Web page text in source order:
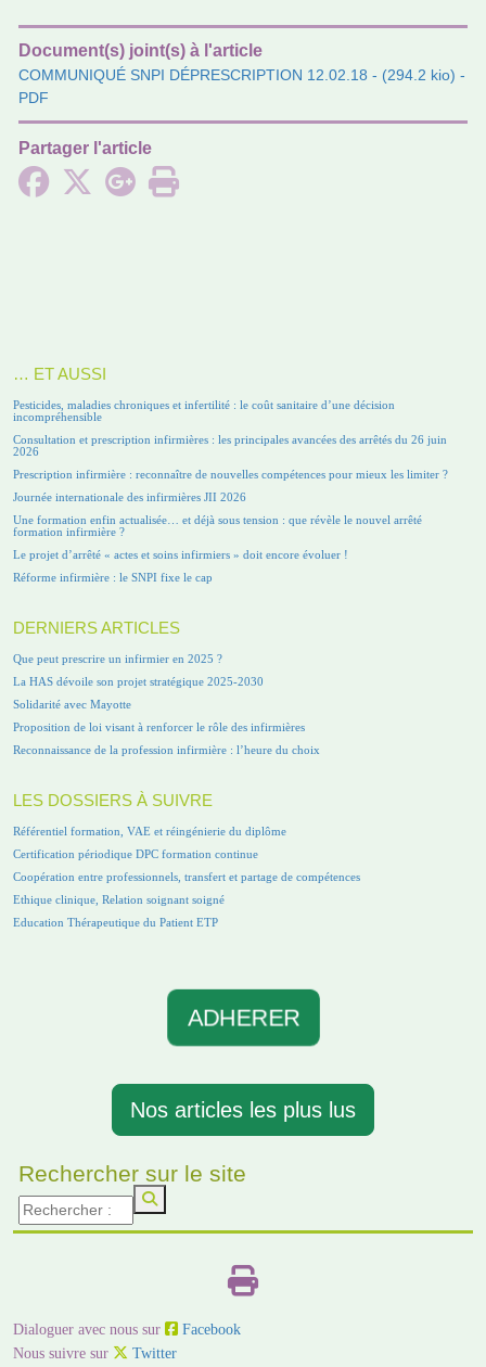
Document(s) joint(s) à l'article
COMMUNIQUÉ SNPI DÉPRESCRIPTION 12.02.18 - (294.2 kio) -
PDF
Partager l'article
… ET AUSSI
Pesticides, maladies chroniques et infertilité : le coût sanitaire d’une décision
incompréhensible
Consultation et prescription infirmières : les principales avancées des arrêtés du 26 juin
2026
Prescription infirmière : reconnaître de nouvelles compétences pour mieux les limiter ?
Journée internationale des infirmières JII 2026
Une formation enfin actualisée… et déjà sous tension : que révèle le nouvel arrêté
formation infirmière ?
Le projet d’arrêté « actes et soins infirmiers » doit encore évoluer !
Réforme infirmière : le SNPI fixe le cap
DERNIERS ARTICLES
Que peut prescrire un infirmier en 2025 ?
La HAS dévoile son projet stratégique 2025-2030
Solidarité avec Mayotte
Proposition de loi visant à renforcer le rôle des infirmières
Reconnaissance de la profession infirmière : l’heure du choix
LES DOSSIERS À SUIVRE
Référentiel formation, VAE et réingénierie du diplôme
Certification périodique DPC formation continue
Coopération entre professionnels, transfert et partage de compétences
Ethique clinique, Relation soignant soigné
Education Thérapeutique du Patient ETP
ADHERER
Nos articles les plus lus
Rechercher sur le site
Dialoguer avec nous sur
Facebook
Nous suivre sur
Twitter